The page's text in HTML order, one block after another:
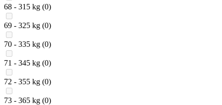
68 - 315 kg (0)
69 - 325 kg (0)
70 - 335 kg (0)
71 - 345 kg (0)
72 - 355 kg (0)
73 - 365 kg (0)